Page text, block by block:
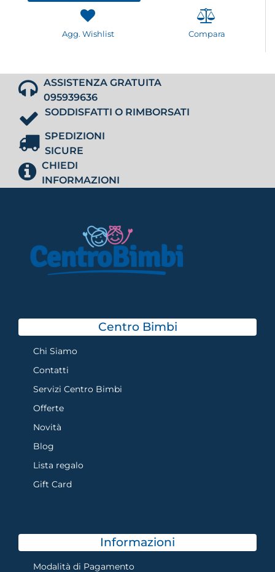
Agg. Wishlist Compara
ASSISTENZA GRATUITA
095939636
SODDISFATTI O RIMBORSATI
SPEDIZIONI
SICURE
CHIEDI
INFORMAZIONI
Centro Bimbi
Chi Siamo
Contatti
Servizi Centro Bimbi
Offerte
Novità
Blog
Lista regalo
Gift Card
Informazioni
Modalità di Pagamento